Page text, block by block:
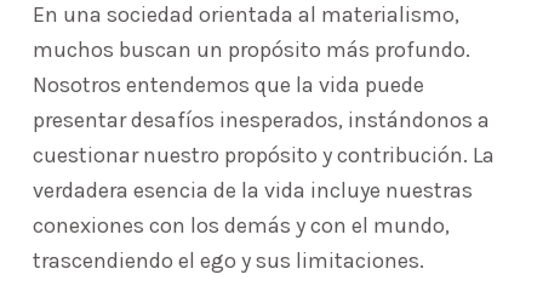
En una sociedad orientada al materialismo,
muchos buscan un propósito más profundo.
Nosotros entendemos que la vida puede
presentar desafíos inesperados, instándonos a
cuestionar nuestro propósito y contribución. La
verdadera esencia de la vida incluye nuestras
conexiones con los demás y con el mundo,
trascendiendo el ego y sus limitaciones.